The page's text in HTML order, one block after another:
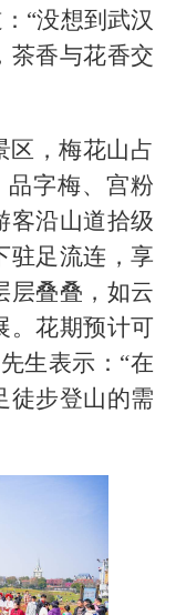
“没想到武汉
茶香与花香交
区，梅花山占
品字梅、宫粉
客沿山道拾级
驻足流连，享
层叠叠，如云
。花期预计可
生表示：“在
徒步登山的需